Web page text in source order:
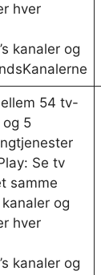
hver
kanaler og
54 tv-
og 5
Se tv
samme
og
hver
kanaler og